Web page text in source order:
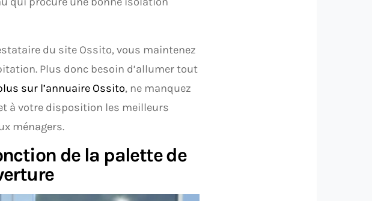
du site Ossito, vous maintenez
Plus donc besoin d’allumer tout
sur l’annuaire Ossito, ne manquez
à votre disposition les meilleurs
ménagers.
de la palette de